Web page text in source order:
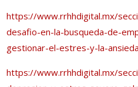
https://www.rrhhdigital.mx/
desafio-en-la-busqueda-de-
gestionar-el-estres-y-la-
https://www.rrhhdigital.mx/